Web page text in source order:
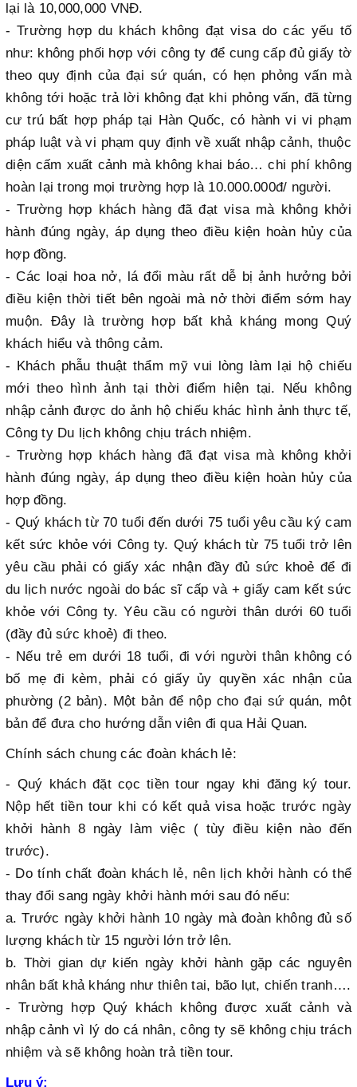
lại là 10,000,000 VNĐ.
- Trường hợp du khách không đạt visa do các yếu tố
như: không phối hợp với công ty để cung cấp đủ giấy tờ
theo quy định của đại sứ quán, có hẹn phỏng vấn mà
không tới hoặc trả lời không đạt khi phỏng vấn, đã từng
cư trú bất hợp pháp tại Hàn Quốc, có hành vi vi phạm
pháp luật và vi phạm quy định về xuất nhập cảnh, thuộc
diện cấm xuất cảnh mà không khai báo… chi phí không
hoàn lại trong mọi trường hợp là 10.000.000đ/ người.
- Trường hợp khách hàng đã đạt visa mà không khởi
hành đúng ngày, áp dụng theo điều kiện hoàn hủy của
hợp đồng.
- Các loại hoa nở, lá đổi màu rất dễ bị ảnh hưởng bởi
điều kiện thời tiết bên ngoài mà nở thời điểm sớm hay
muộn. Đây là trường hợp bất khả kháng mong Quý
khách hiểu và thông cảm.
- Khách phẫu thuật thẩm mỹ vui lòng làm lại hộ chiếu
mới theo hình ảnh tại thời điểm hiện tại. Nếu không
nhập cảnh được do ảnh hộ chiếu khác hình ảnh thực tế,
Công ty Du lịch không chịu trách nhiệm.
- Trường hợp khách hàng đã đạt visa mà không khởi
hành đúng ngày, áp dụng theo điều kiện hoàn hủy của
hợp đồng.
- Quý khách từ 70 tuổi đến dưới 75 tuổi yêu cầu ký cam
kết sức khỏe với Công ty. Quý khách từ 75 tuổi trở lên
yêu cầu phải có giấy xác nhận đầy đủ sức khoẻ để đi
du lịch nước ngoài do bác sĩ cấp và + giấy cam kết sức
khỏe với Công ty. Yêu cầu có người thân dưới 60 tuổi
(đầy đủ sức khoẻ) đi theo.
- Nếu trẻ em dưới 18 tuổi, đi với người thân không có
bố mẹ đi kèm, phải có giấy ủy quyền xác nhận của
phường (2 bản). Một bản để nộp cho đại sứ quán, một
bản để đưa cho hướng dẫn viên đi qua Hải Quan.
Chính sách chung các đoàn khách lẻ:
- Quý khách đặt cọc tiền tour ngay khi đăng ký tour.
Nộp hết tiền tour khi có kết quả visa hoặc trước ngày
khởi hành 8 ngày làm việc ( tùy điều kiện nào đến
trước).
- Do tính chất đoàn khách lẻ, nên lịch khởi hành có thể
thay đổi sang ngày khởi hành mới sau đó nếu:
a. Trước ngày khởi hành 10 ngày mà đoàn không đủ số
lượng khách từ 15 người lớn trở lên.
b. Thời gian dự kiến ngày khởi hành gặp các nguyên
nhân bất khả kháng như thiên tai, bão lụt, chiến tranh….
- Trường hợp Quý khách không được xuất cảnh và
nhập cảnh vì lý do cá nhân, công ty sẽ không chịu trách
nhiệm và sẽ không hoàn trả tiền tour.
Lưu ý: